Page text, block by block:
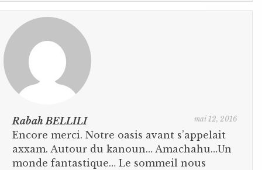
Rabah BELLILI mai 12, 2016
Encore merci. Notre oasis avant s’appelait
axxam. Autour du kanoun… Amachahu…Un
monde fantastique… Le sommeil nous